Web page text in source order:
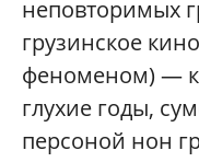
неповторимых
грузинское
феноменом) —
глухие годы,
персоной нон